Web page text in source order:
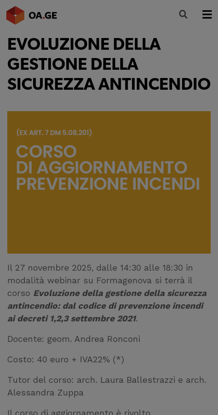
L’ORDINE
AMMINISTRAZIONE TRASPARENTE
ALBO
SERVIZI
FORMAZIONE
NEWS
EVOLUZIONE DELLA
GESTIONE DELLA
SICUREZZA ANTINCENDIO
Il 27 novembre 2025, dalle 14:30 alle 18:30 in
modalità webinar su Formagenova si terrà il
corso Evoluzione della gestione della sicurezza
antincendio: dal codice di prevenzione incendi
ai decreti 1,2,3 settembre 2021.
Docente: geom. Andrea Ronconi
Costo: 40 euro + IVA22% (*)
Tutor del corso: arch. Laura Ballestrazzi e arch.
Alessandra Zuppa
Il corso di aggiornamento è rivolto